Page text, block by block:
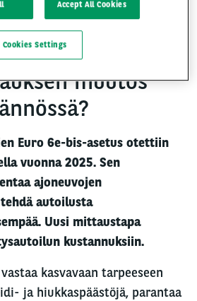
muutos
Euro 6e-bis-asetus otettiin
vuonna 2025. Sen
ajoneuvojen
autoilusta
Uusi mittaustapa
kustannuksiin.
kasvavaan tarpeeseen
ja hiukkaspäästöjä, parantaa
Accept All Cookies
Cookies Settings